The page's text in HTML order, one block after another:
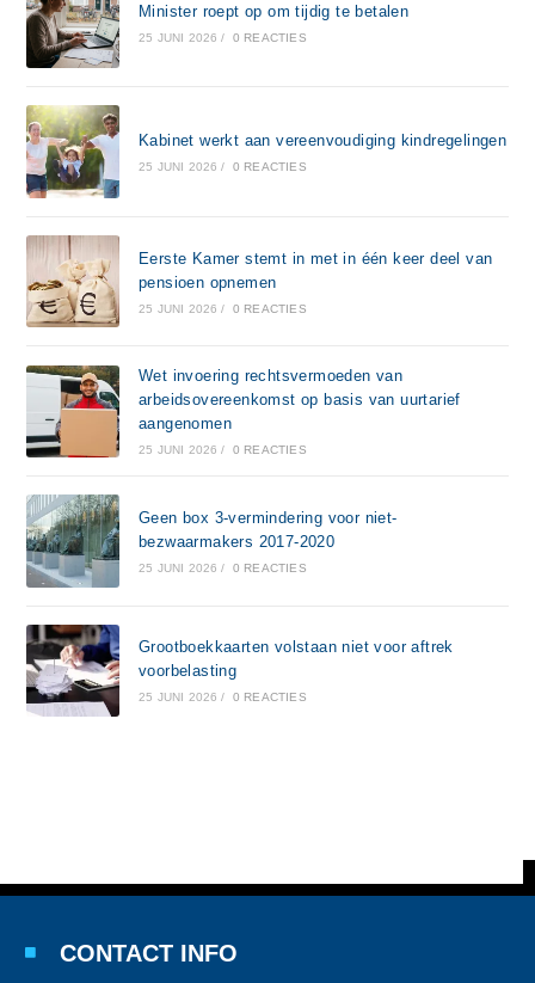
Minister roept op om tijdig te betalen
25 JUNI 2026 / 0 REACTIES
Kabinet werkt aan vereenvoudiging kindregelingen
25 JUNI 2026 / 0 REACTIES
Eerste Kamer stemt in met in één keer deel van
pensioen opnemen
25 JUNI 2026 / 0 REACTIES
Wet invoering rechtsvermoeden van
arbeidsovereenkomst op basis van uurtarief
aangenomen
25 JUNI 2026 / 0 REACTIES
Geen box 3-vermindering voor niet-
bezwaarmakers 2017-2020
25 JUNI 2026 / 0 REACTIES
Grootboekkaarten volstaan niet voor aftrek
voorbelasting
25 JUNI 2026 / 0 REACTIES
CONTACT INFO